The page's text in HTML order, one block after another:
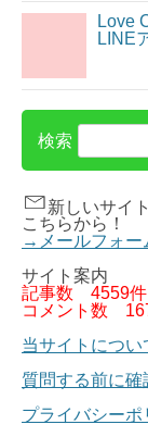
Love
LINE
検索
新しいサイ
こちらから！
→メールフォー
サイト案内
記事数 4559件
コメント数
当サイトについ
質問する前に確
プライバシーポ